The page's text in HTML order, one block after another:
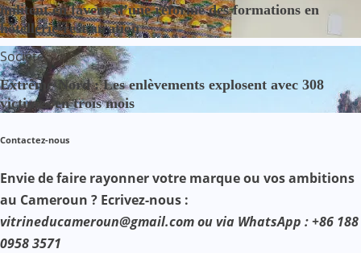
militent en faveur d’une réforme des formations en
hôtellerie-restauration
Société
Extrême-Nord : Les enlèvements explosent avec 308
victimes en trois mois
Contactez-nous
Envie de faire rayonner votre marque ou vos ambitions
au Cameroun ? Ecrivez-nous :
vitrineducameroun@gmail.com ou via WhatsApp : +86 188
0958 3571